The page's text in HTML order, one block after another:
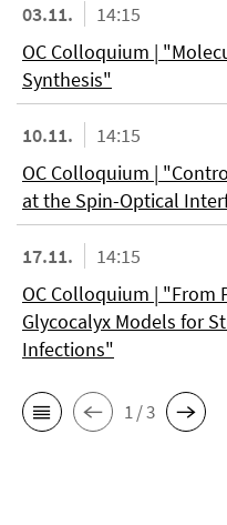
03.11.
14:15
OC Colloquium |
Synthesis"
10.11.
14:15
OC Colloquium |
at the Spin-Optical
17.11.
14:15
OC Colloquium | "From
Glycocalyx Models for
Infections"
1 / 3